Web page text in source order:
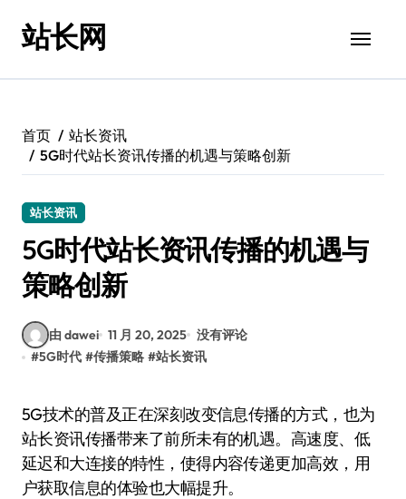
站长网
首页
站长资讯
5G时代站长资讯传播的机遇与策略创新
站长资讯
5G时代站长资讯传播的机遇与
策略创新
由 dawei 11 月 20, 2025 没有评论
#5G时代 #传播策略 #站长资讯
5G技术的普及正在深刻改变信息传播的方式，也为
站长资讯传播带来了前所未有的机遇。高速度、低
延迟和大连接的特性，使得内容传递更加高效，用
户获取信息的体验也大幅提升。